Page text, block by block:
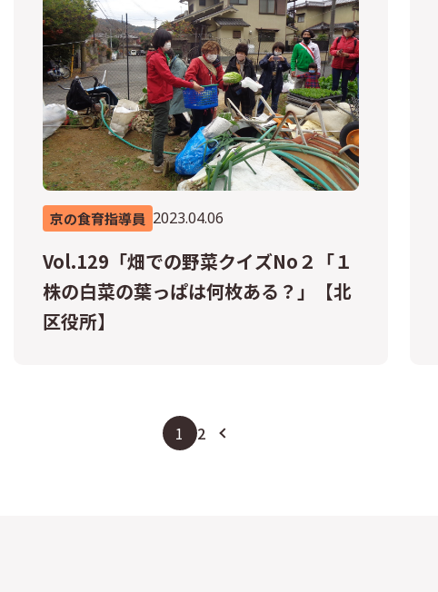
京の食育指導員 2023.04.06
Vol.129「畑での野菜クイズNo２「１
株の白菜の葉っぱは何枚ある？」【北
区役所】
1 2